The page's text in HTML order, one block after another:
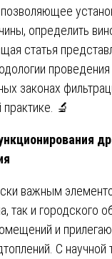
определить
статья
законах
🔬
важным
так и городского
и
С